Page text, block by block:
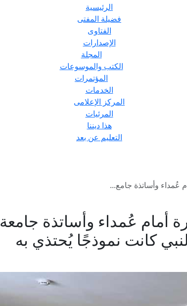
الرئيسية
فضيلة المفتى
الفتاوى
الإصدارات
المجلة
الكتب والموسوعات
المؤتمرات
الخدمات
المركز الإعلامى
المرئيات
هذا ديننا
التعليم عن بعد
عُمداء وأساتذة جامع...
أمام عُمداء وأساتذة جامعة
كانت نموذجًا يُحتذي به